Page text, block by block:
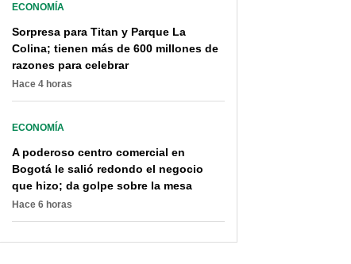
Luisa Fernanda W se
convirtió en caso de
ECONOMÍA
Sorpresa para Titan y Parque La
Colina; tienen más de 600 millones de
razones para celebrar
Hace 4 horas
ECONOMÍA
A poderoso centro comercial en
Bogotá le salió redondo el negocio
que hizo; da golpe sobre la mesa
Hace 6 horas